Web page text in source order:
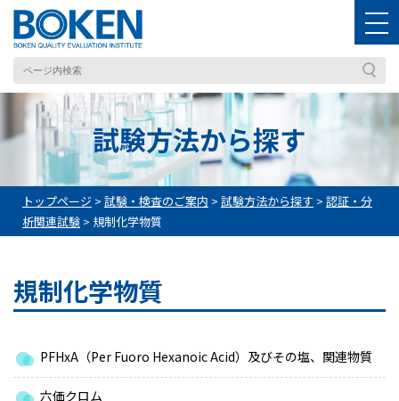
試験方法から探す
トップページ > 試験・検査のご案内 > 試験方法から探す > 認証・分
析関連試験 > 規制化学物質
規制化学物質
PFHxA（Per Fuoro Hexanoic Acid）及びその塩、関連物質
六価クロム